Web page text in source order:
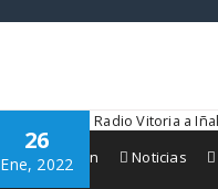
26
Ene, 2022
Babespean Noticias
saralegi